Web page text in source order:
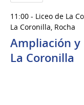
de
Ago
del
2026
11:00 - Liceo de La
La Coronilla, Rocha
Ampliación
La Coronilla